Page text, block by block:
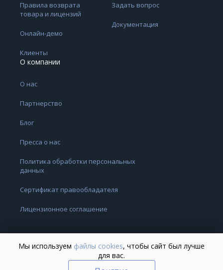
Правила возврата
товара и лицензий
Онлайн-демо
Клиенты
Задать вопрос
Документация
О компании
О нас
Партнерство
Блог
Пресса о нас
Политика обработки персональных
данных
Сертификат правообладателя
Лицензионное соглашение
Мы используем файлы cookies, чтобы сайт был лучше
для вас.